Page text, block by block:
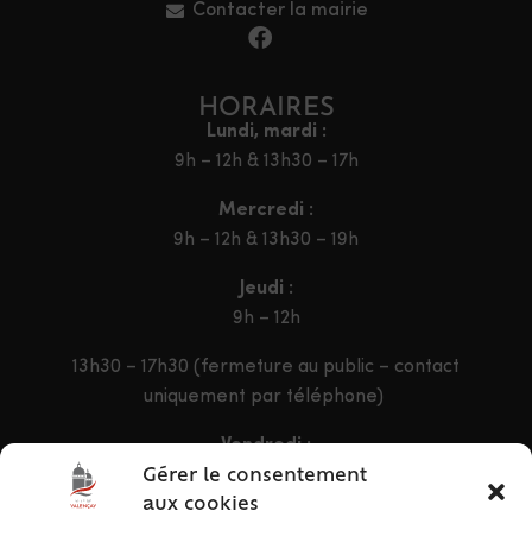
Gérer le consentement
aux cookies
Contacter la mairie
HORAIRES
Lundi, mardi :
9h – 12h & 13h30 – 17h
Mercredi :
9h – 12h & 13h30 – 19h
Jeudi :
9h – 12h
13h30 – 17h30 (fermeture au public – contact
uniquement par téléphone)
Vendredi :
9h – 12h & 13h30 – 16h30